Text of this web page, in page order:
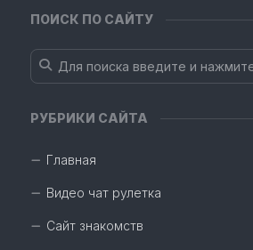
ПОИСК ПО САЙТУ
РУБРИКИ САЙТА
Главная
Видео чат рулетка
Сайт знакомств